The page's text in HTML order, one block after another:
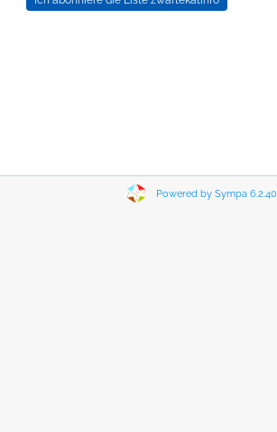
Powered by Sympa 6.2.40